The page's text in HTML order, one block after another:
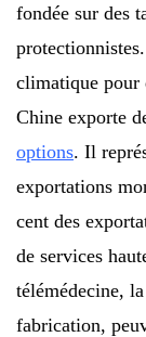
fondée sur des
climatique pour
Chine exporte
options. Il
exportations
cent des
de services
télémédecine,
fabrication,